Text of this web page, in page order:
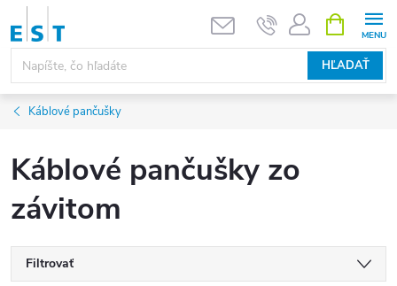
Prejsť
obsah
HĽADAŤ
KOŠÍK
Káblové pančušky
Káblové pančušky zo
závitom
Filtrovať